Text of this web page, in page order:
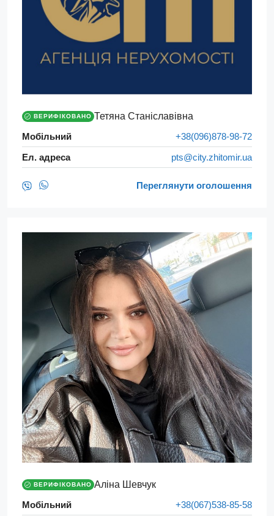
ВЕРИФІКОВАНО Тетяна Станіславівна
Мобільний
+38(096)878-98-72
Ел. адреса
pts@city.zhitomir.ua
Переглянути оголошення
ВЕРИФІКОВАНО Аліна Шевчук
Мобільний
+38(067)538-85-58